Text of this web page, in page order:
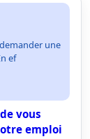
une
ef
vous
emploi